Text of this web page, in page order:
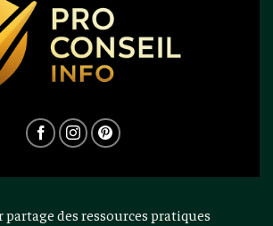
des ressources pratiques